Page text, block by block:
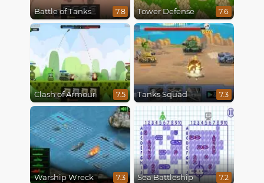
Battle of Tanks 7.8 Tower Defense 7.6
Clash of Armour 7.5 Tanks Squad 7.3
Warship Wreck 7.3 Sea Battleship 7.2